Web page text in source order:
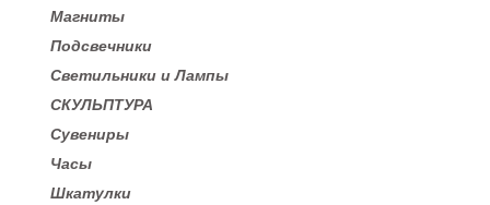
Магниты
Подсвечники
Светильники и Лампы
СКУЛЬПТУРА
Сувениры
Часы
Шкатулки